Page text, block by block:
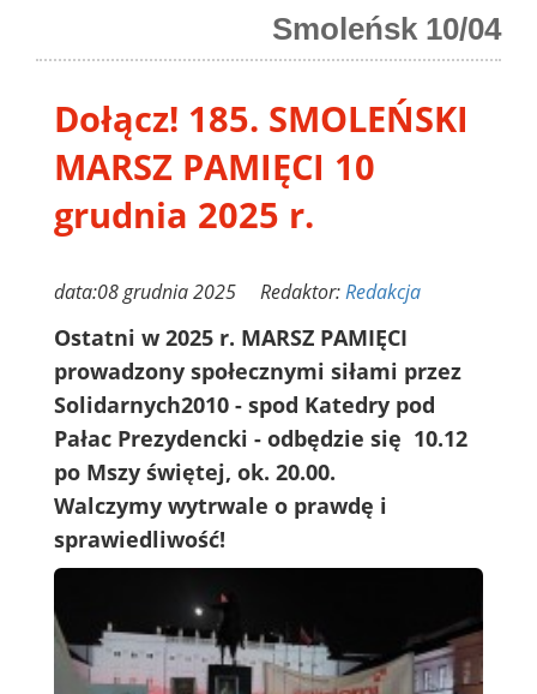
Smoleńsk 10/04
Dołącz! 185. SMOLEŃSKI
MARSZ PAMIĘCI 10
grudnia 2025 r.
data:08 grudnia 2025 Redaktor:Redakcja
Ostatni w 2025 r. MARSZ PAMIĘCI
prowadzony społecznymi siłami przez
Solidarnych2010 - spod Katedry pod
Pałac Prezydencki - odbędzie się 10.12
po Mszy świętej, ok. 20.00.
Walczymy wytrwale o prawdę i
sprawiedliwość!